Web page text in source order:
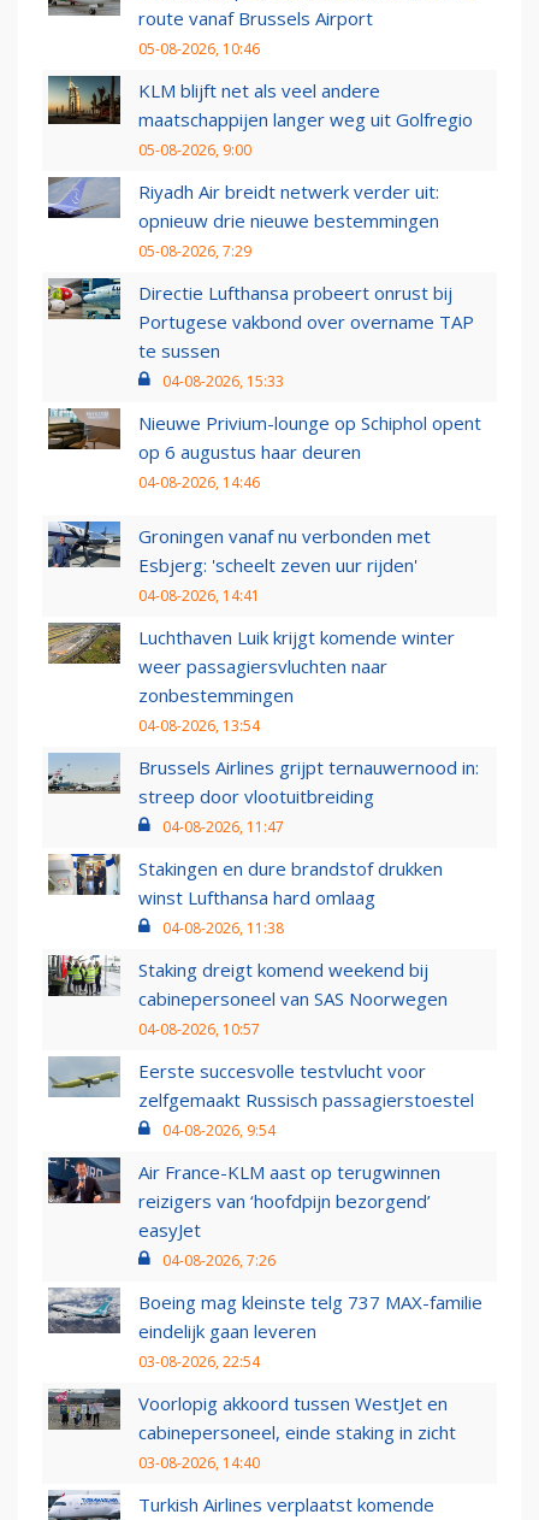
route vanaf Brussels Airport
05-08-2026, 10:46
KLM blijft net als veel andere
maatschappijen langer weg uit Golfregio
05-08-2026, 9:00
Riyadh Air breidt netwerk verder uit:
opnieuw drie nieuwe bestemmingen
05-08-2026, 7:29
Directie Lufthansa probeert onrust bij
Portugese vakbond over overname TAP
te sussen
04-08-2026, 15:33
Nieuwe Privium-lounge op Schiphol opent
op 6 augustus haar deuren
04-08-2026, 14:46
Groningen vanaf nu verbonden met
Esbjerg: 'scheelt zeven uur rijden'
04-08-2026, 14:41
Luchthaven Luik krijgt komende winter
weer passagiersvluchten naar
zonbestemmingen
04-08-2026, 13:54
Brussels Airlines grijpt ternauwernood in:
streep door vlootuitbreiding
04-08-2026, 11:47
Stakingen en dure brandstof drukken
winst Lufthansa hard omlaag
04-08-2026, 11:38
Staking dreigt komend weekend bij
cabinepersoneel van SAS Noorwegen
04-08-2026, 10:57
Eerste succesvolle testvlucht voor
zelfgemaakt Russisch passagierstoestel
04-08-2026, 9:54
Air France-KLM aast op terugwinnen
reizigers van ‘hoofdpijn bezorgend’
easyJet
04-08-2026, 7:26
Boeing mag kleinste telg 737 MAX-familie
eindelijk gaan leveren
03-08-2026, 22:54
Voorlopig akkoord tussen WestJet en
cabinepersoneel, einde staking in zicht
03-08-2026, 14:40
Turkish Airlines verplaatst komende